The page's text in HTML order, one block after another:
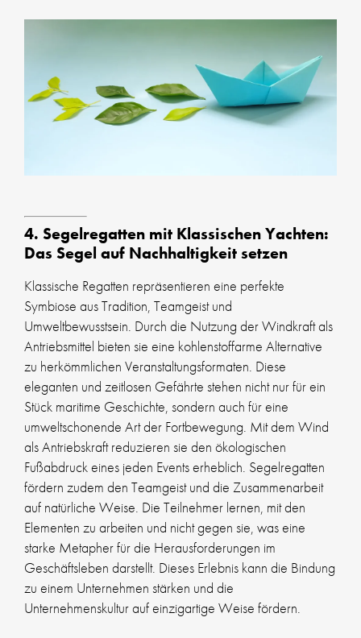
4. Segelregatten mit Klassischen Yachten:
Das Segel auf Nachhaltigkeit setzen
Klassische Regatten repräsentieren eine perfekte
Symbiose aus Tradition, Teamgeist und
Umweltbewusstsein. Durch die Nutzung der Windkraft als
Antriebsmittel bieten sie eine kohlenstoffarme Alternative
zu herkömmlichen Veranstaltungsformaten. Diese
eleganten und zeitlosen Gefährte stehen nicht nur für ein
Stück maritime Geschichte, sondern auch für eine
umweltschonende Art der Fortbewegung. Mit dem Wind
als Antriebskraft reduzieren sie den ökologischen
Fußabdruck eines jeden Events erheblich. Segelregatten
fördern zudem den Teamgeist und die Zusammenarbeit
auf natürliche Weise. Die Teilnehmer lernen, mit den
Elementen zu arbeiten und nicht gegen sie, was eine
starke Metapher für die Herausforderungen im
Geschäftsleben darstellt. Dieses Erlebnis kann die Bindung
zu einem Unternehmen stärken und die
Unternehmenskultur auf einzigartige Weise fördern.